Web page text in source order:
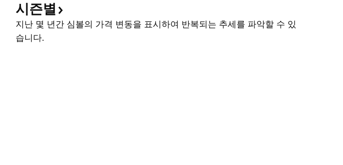
시즌별
지난 몇 년간 심볼의 가격 변동을 표시하여 반복되는 추세를 파악할 수 있
습니다.